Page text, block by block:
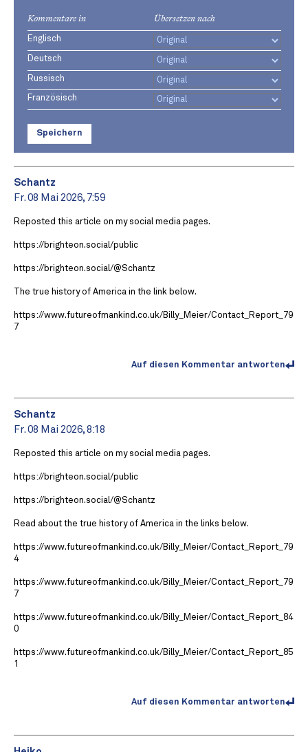
Kommentare in Übersetzen nach
Englisch
Deutsch
Russisch
Französisch
Speichern
Schantz
Fr. 08 Mai 2026, 7:59
Reposted this article on my social media pages.
https://brighteon.social/public
https://brighteon.social/@Schantz
The true history of America in the link below.
https://www.futureofmankind.co.uk/Billy_Meier/Contact_Report_79
7
Auf diesen Kommentar antworten
Schantz
Fr. 08 Mai 2026, 8:18
Reposted this article on my social media pages.
https://brighteon.social/public
https://brighteon.social/@Schantz
Read about the true history of America in the links below.
https://www.futureofmankind.co.uk/Billy_Meier/Contact_Report_79
4
https://www.futureofmankind.co.uk/Billy_Meier/Contact_Report_79
7
https://www.futureofmankind.co.uk/Billy_Meier/Contact_Report_84
0
https://www.futureofmankind.co.uk/Billy_Meier/Contact_Report_85
1
Auf diesen Kommentar antworten